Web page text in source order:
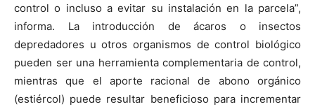
control o incluso a evitar su instalación en la parcela”,
informa. La introducción de ácaros o insectos
depredadores u otros organismos de control biológico
pueden ser una herramienta complementaria de control,
mientras que el aporte racional de abono orgánico
(estiércol) puede resultar beneficioso para incrementar